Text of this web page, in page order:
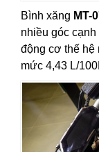
Bình xăng MT-
nhiều góc
động cơ thế hệ
mức 4,43 L/